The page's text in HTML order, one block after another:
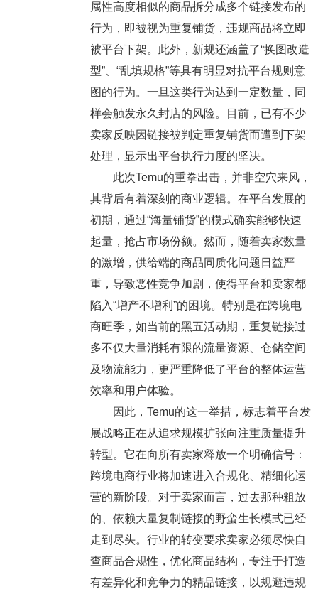
属性高度相似的商品拆分成多个链接发布的
行为，即被视为重复铺货，违规商品将立即
被平台下架。此外，新规还涵盖了“换图改造
型”、“乱填规格”等具有明显对抗平台规则意
图的行为。一旦这类行为达到一定数量，同
样会触发永久封店的风险。目前，已有不少
卖家反映因链接被判定重复铺货而遭到下架
处理，显示出平台执行力度的坚决。
此次Temu的重拳出击，并非空穴来风，
其背后有着深刻的商业逻辑。在平台发展的
初期，通过“海量铺货”的模式确实能够快速
起量，抢占市场份额。然而，随着卖家数量
的激增，供给端的商品同质化问题日益严
重，导致恶性竞争加剧，使得平台和卖家都
陷入“增产不增利”的困境。特别是在跨境电
商旺季，如当前的黑五活动期，重复链接过
多不仅大量消耗有限的流量资源、仓储空间
及物流能力，更严重降低了平台的整体运营
效率和用户体验。
因此，Temu的这一举措，标志着平台发
展战略正在从追求规模扩张向注重质量提升
转型。它在向所有卖家释放一个明确信号：
跨境电商行业将加速进入合规化、精细化运
营的新阶段。对于卖家而言，过去那种粗放
的、依赖大量复制链接的野蛮生长模式已经
走到尽头。行业的转变要求卖家必须尽快自
查商品合规性，优化商品结构，专注于打造
有差异化和竞争力的精品链接，以规避违规